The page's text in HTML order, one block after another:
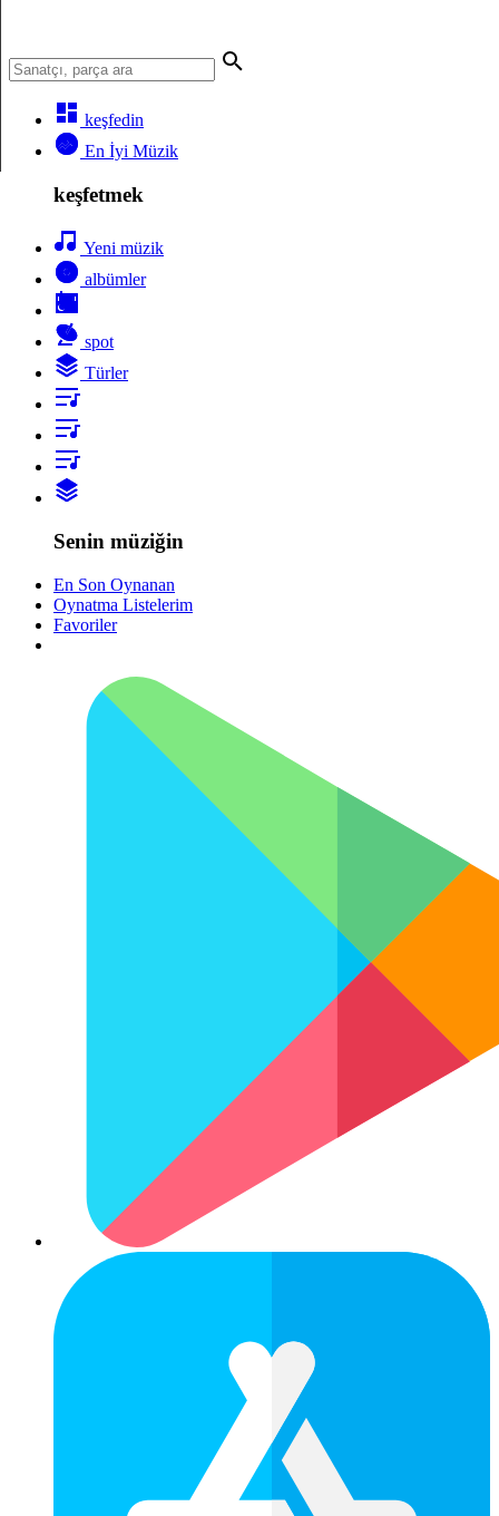
keşfedin
En İyi Müzik
keşfetmek
Yeni müzik
albümler
spot
Türler
Senin müziğin
En Son Oynanan
Oynatma Listelerim
Favoriler